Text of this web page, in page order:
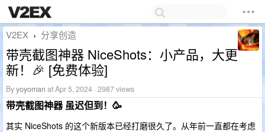
V2EX › 分享创造
带壳截图神器 NiceShots：小产品，大更
新！🎉 [免费体验]
Byyoyoman at Apr 5, 2024 · 2987 views
带壳截图神器 虽迟但到！🥳
其实 NiceShots 的这个新版本已经打磨很久了。从年前一直都在考虑